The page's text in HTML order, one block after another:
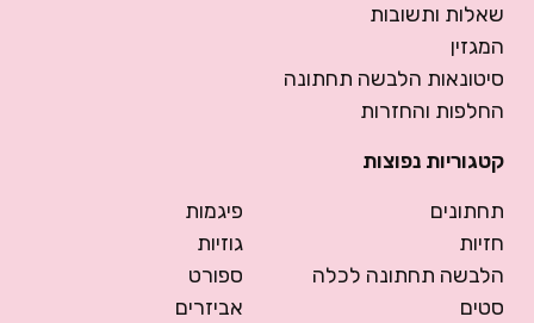
שאלות ותשובות
המגזין
סיטונאות הלבשה תחתונה
החלפות והחזרות
קטגוריות נפוצות
תחתונים
חזיות
הלבשה תחתונה לכלה
סטים
פיגמות
גוזיות
ספורט
אביזרים